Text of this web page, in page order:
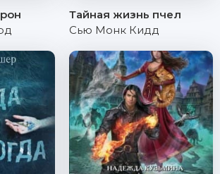
Тайная жизнь пчел
Сью Монк Кидд